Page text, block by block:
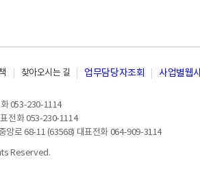
찾아오시는 길 업무담당자조회 사업별웹
053-230-1114
전화 053-230-1114
앙로 68-11 (63568) 대표전화 064-909-3114
Reserved.